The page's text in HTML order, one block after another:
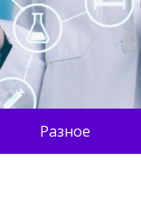
Разное